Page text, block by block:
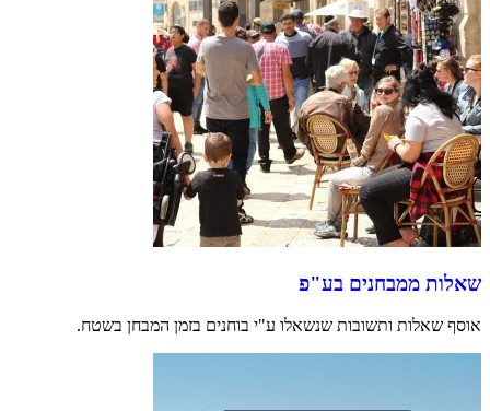
שאלות ממבחנים בע"פ
אוסף שאלות ותשובות שנשאלו ע"י בוחנים בזמן המבחן בשטח.